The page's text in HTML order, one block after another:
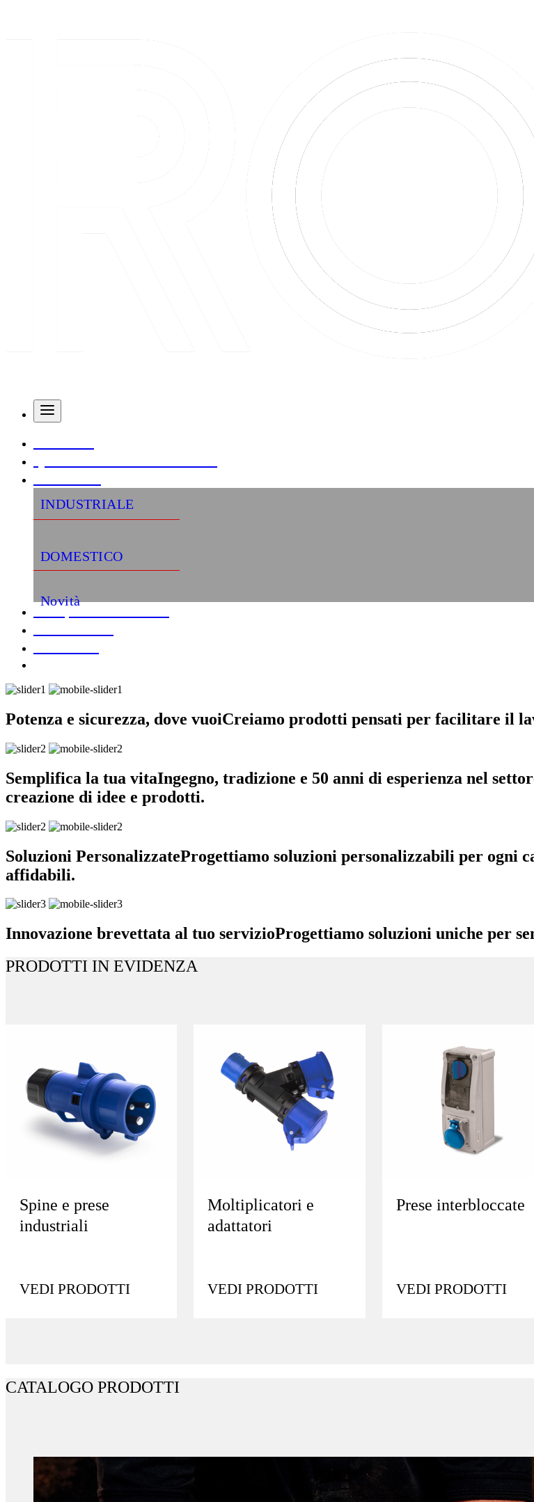
INDUSTRIALE
DOMESTICO
Novità
Potenza e sicurezza, dove vuoiCreiamo prodotti pensati per facilitare il
Semplifica la tua vitaIngegno, tradizione e 50 anni di esperienza nel
creazione di idee e prodotti.
Soluzioni PersonalizzateProgettiamo soluzioni personalizzabili per ogni
affidabili.
Innovazione brevettata al tuo servizioProgettiamo soluzioni uniche per
PRODOTTI IN EVIDENZA
Spine e prese
industriali
VEDI PRODOTTI
Moltiplicatori e
adattatori
VEDI PRODOTTI
Prese interbloccate
VEDI PRODOTTI
CATALOGO PRODOTTI